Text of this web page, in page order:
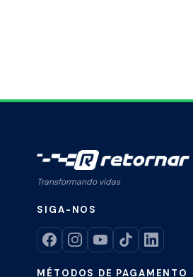
Transformando vidas
SIGA-NOS
MÉTODOS DE PAGAMENTO